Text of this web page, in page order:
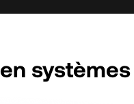
systèmes